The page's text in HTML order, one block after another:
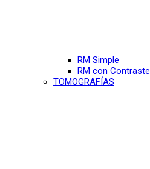
RM Simple
RM con Contraste
TOMOGRAFÍAS